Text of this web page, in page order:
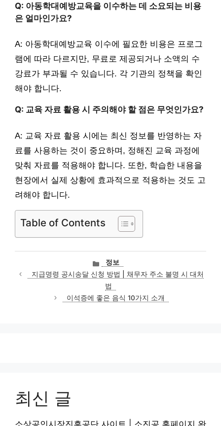
Q: 아동학대예방교육을 이수하는 데 소요되는 비용
은 얼마인가요?
A: 아동학대예방교육 이수에 필요한 비용은 프로그
램에 따라 다르지만, 무료로 제공되거나 소액의 수
강료가 부과될 수 있습니다. 각 기관의 정책을 확인
해야 합니다.
Q: 교육 자료 활용 시 주의해야 할 점은 무엇인가요?
A: 교육 자료 활용 시에는 최신 정보를 반영하는 자
료를 사용하는 것이 중요하며, 정해진 교육 과정에
맞춰 자료를 적용해야 합니다. 또한, 학습한 내용을
현장에서 실제 상황에 효과적으로 적용하는 것도 고
려해야 합니다.
Table of Contents
카
테
고
리
정보
지급명령 공시송달 신청 방법 | 채무자 주소 불명 시 대처
법
이석증에 좋은 음식 10가지 소개
최신 글
소상공인시장진흥공단 사이트 | 소진공 홈페이지 완